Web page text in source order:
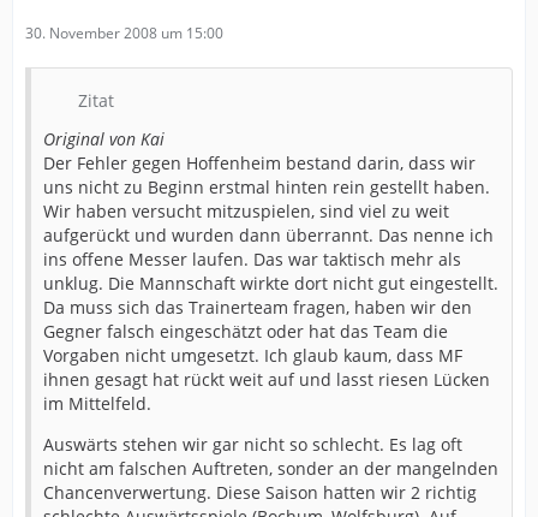
30. November 2008 um 15:00
Zitat
Original von Kai
Der Fehler gegen Hoffenheim bestand darin, dass wir
uns nicht zu Beginn erstmal hinten rein gestellt haben.
Wir haben versucht mitzuspielen, sind viel zu weit
aufgerückt und wurden dann überrannt. Das nenne ich
ins offene Messer laufen. Das war taktisch mehr als
unklug. Die Mannschaft wirkte dort nicht gut eingestellt.
Da muss sich das Trainerteam fragen, haben wir den
Gegner falsch eingeschätzt oder hat das Team die
Vorgaben nicht umgesetzt. Ich glaub kaum, dass MF
ihnen gesagt hat rückt weit auf und lasst riesen Lücken
im Mittelfeld.
Auswärts stehen wir gar nicht so schlecht. Es lag oft
nicht am falschen Auftreten, sonder an der mangelnden
Chancenverwertung. Diese Saison hatten wir 2 richtig